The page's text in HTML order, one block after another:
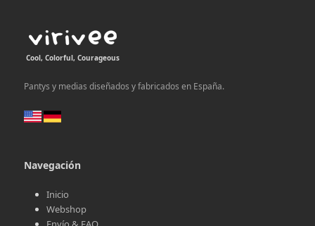
Cool, Colorful, Courageous
Pantys y medias diseñados y fabricados en España.
Navegación
Inicio
Webshop